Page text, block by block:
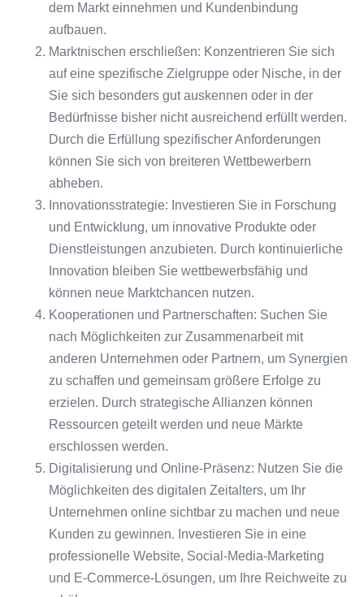
dem Markt einnehmen und Kundenbindung
aufbauen.
Marktnischen erschließen: Konzentrieren Sie sich
auf eine spezifische Zielgruppe oder Nische, in der
Sie sich besonders gut auskennen oder in der
Bedürfnisse bisher nicht ausreichend erfüllt werden.
Durch die Erfüllung spezifischer Anforderungen
können Sie sich von breiteren Wettbewerbern
abheben.
Innovationsstrategie: Investieren Sie in Forschung
und Entwicklung, um innovative Produkte oder
Dienstleistungen anzubieten. Durch kontinuierliche
Innovation bleiben Sie wettbewerbsfähig und
können neue Marktchancen nutzen.
Kooperationen und Partnerschaften: Suchen Sie
nach Möglichkeiten zur Zusammenarbeit mit
anderen Unternehmen oder Partnern, um Synergien
zu schaffen und gemeinsam größere Erfolge zu
erzielen. Durch strategische Allianzen können
Ressourcen geteilt werden und neue Märkte
erschlossen werden.
Digitalisierung und Online-Präsenz: Nutzen Sie die
Möglichkeiten des digitalen Zeitalters, um Ihr
Unternehmen online sichtbar zu machen und neue
Kunden zu gewinnen. Investieren Sie in eine
professionelle Website, Social-Media-Marketing
und E-Commerce-Lösungen, um Ihre Reichweite zu